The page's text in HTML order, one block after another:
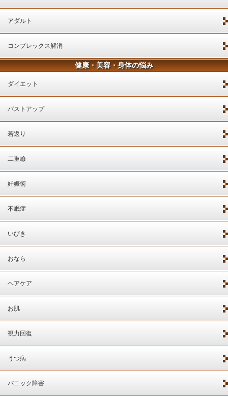
アダルト
コンプレックス解消
健康・美容・身体の悩み
ダイエット
バストアップ
若返り
二重瞼
妊娠術
不眠症
いびき
おなら
ヘアケア
お肌
視力回復
うつ病
パニック障害